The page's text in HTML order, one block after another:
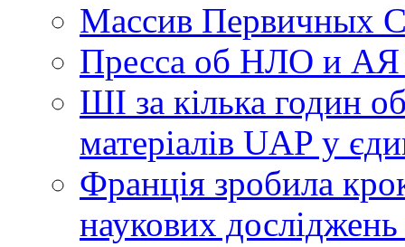
Массив Первичных
Пресса об НЛО и
ШІ за кілька годин
матеріалів UAP у
Франція зробила
наукових